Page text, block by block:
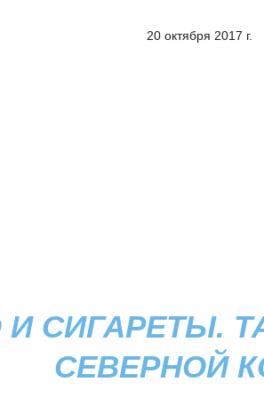
20 октября 2017 г.
И СИГАРЕТЫ.
СЕВЕРНОЙ